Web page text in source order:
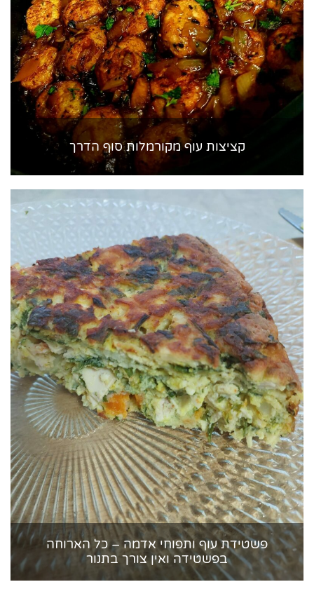
קציצות עוף מקורמלות סוף הדרך
פשטידת עוף ותפוחי אדמה – כל הארוחה
בפשטידה ואין צורך בתנור